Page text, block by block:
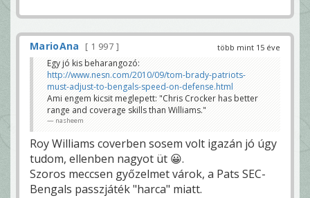
több mint 15 éve
MarioAna
1 997
Egy jó kis beharangozó:
http://www.nesn.com/2010/09/tom-brady-patriots-
must-adjust-to-bengals-speed-on-defense.html
Ami engem kicsit meglepett: "Chris Crocker has better
range and coverage skills than Williams."
nasheem
Roy Williams coverben sosem volt igazán jó úgy
tudom, ellenben nagyot üt 😀.
Szoros meccsen győzelmet várok, a Pats SEC-
Bengals passzjáték "harca" miatt.